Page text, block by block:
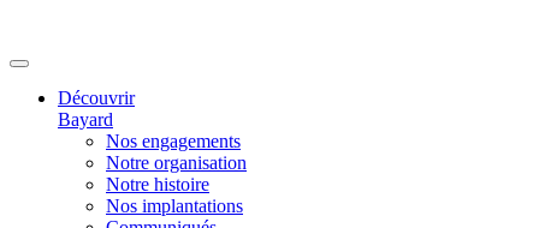
Découvrir
Bayard
Nos engagements
Notre organisation
Notre histoire
Nos implantations